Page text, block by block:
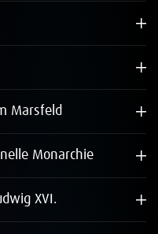
Marsfeld
Monarchie
XVI.